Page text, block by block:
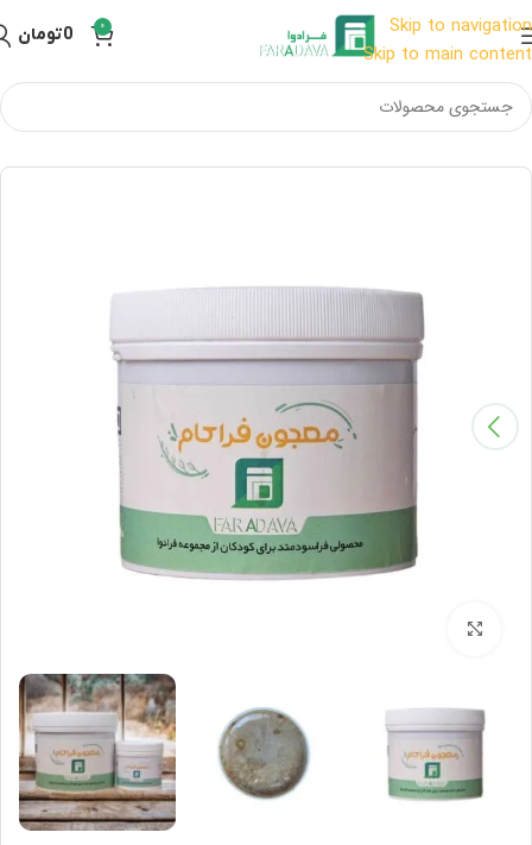
Skip to navigation
Skip to main content
0
0تومان